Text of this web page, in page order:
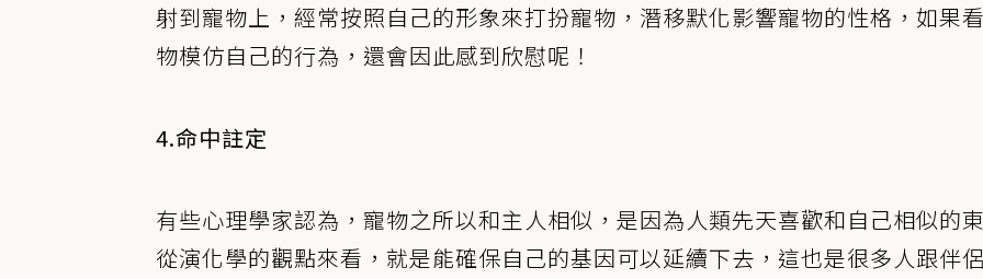
射到寵物上，經常按照自己的形象來打扮寵物，潛移默化影響寵物的性格，如果
物模仿自己的行為，還會因此感到欣慰呢！
4.命中註定
有些心理學家認為，寵物之所以和主人相似，是因為人類先天喜歡和自己相似的
從演化學的觀點來看，就是能確保自己的基因可以延續下去，這也是很多人跟伴